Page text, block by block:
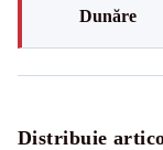
Dunăre
Distribuie